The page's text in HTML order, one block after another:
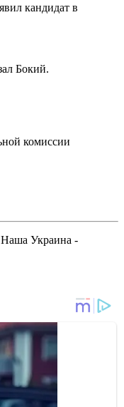
кандидат в
Бокий.
комиссии
Наша Украина -